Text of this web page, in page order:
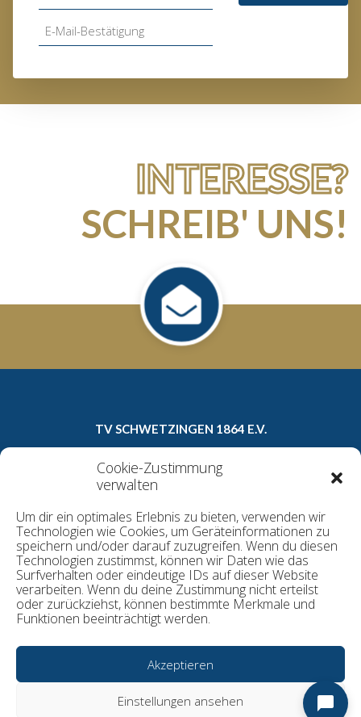
Cookie-Zustimmung
verwalten
Um dir ein optimales Erlebnis zu bieten, verwenden wir
Technologien wie Cookies, um Geräteinformationen zu
speichern und/oder darauf zuzugreifen. Wenn du diesen
Technologien zustimmst, können wir Daten wie das
Surfverhalten oder eindeutige IDs auf dieser Website
verarbeiten. Wenn du deine Zustimmung nicht erteilst
oder zurückziehst, können bestimmte Merkmale und
Funktionen beeinträchtigt werden.
Akzeptieren
Einstellungen ansehen
INTERESSE?
SCHREIB' UNS!
TV SCHWETZINGEN 1864 E.V.
Carl-Theodor-Straße 8a
68723 Schwetzingen
E-Mail:geschaeftsstelle@tv1864.de
Datenschutzerklärung
Kontakt
Cookie-Richtlinie
© TV Schwetzingen 1864 e.V.